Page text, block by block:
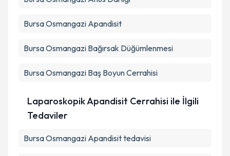
Bursa Osmangazi Apandisit
Bursa Osmangazi Bağırsak Düğümlenmesi
Bursa Osmangazi Baş Boyun Cerrahisi
Laparoskopik Apandisit Cerrahisi ile İlgili
Tedaviler
Bursa Osmangazi Apandisit tedavisi